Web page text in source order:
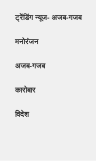
ट्रेंडिंग न्यूज- अजब-गजब
मनोरंजन
अजब-गजब
कारोबार
विदेश